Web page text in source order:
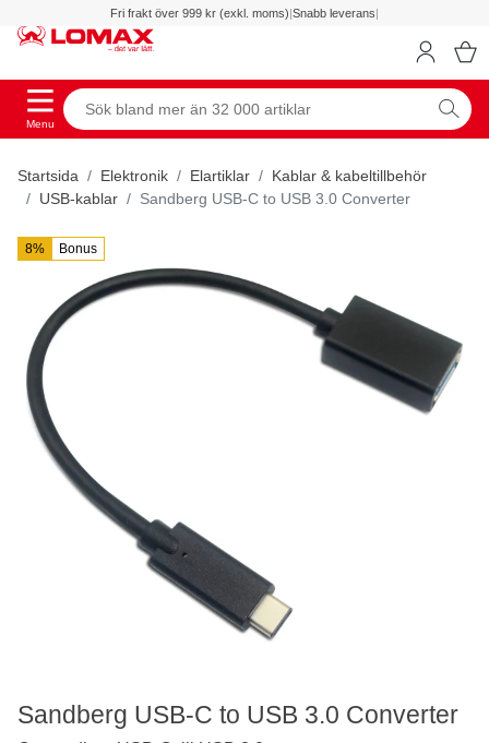
Fri frakt över 999 kr (exkl. moms)|Snabb leverans|
Menu
Startsida Elektronik Elartiklar
Kablar & kabeltillbehör
USB-kablar
Sandberg USB-C to USB 3.0 Converter
8% Bonus
Sandberg USB-C to USB 3.0 Converter